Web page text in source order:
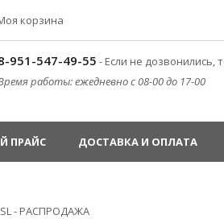
корзина
951-547-49-55 - Если не дозвонились,
работы: ежедневно с 08-00 до 17-00
ПРАЙС ДОСТАВКА И ОПЛАТА
SL - РАСПРОДАЖА